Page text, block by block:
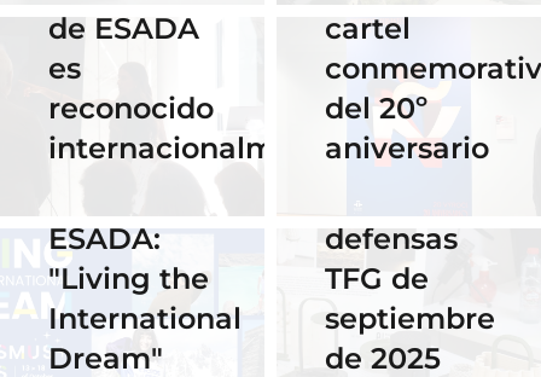
de ESADA
es
reconocido
internacionalmente
cartel
del 20º
aniversario
02 Octubre 2025
Celebra los
#ErasmusDays
ESADA:
"Living the
International
Dream"
16 Septiembre
2025
Horario y
acceso al
streaming
de las
defensas
TFG de
septiembre
de 2025